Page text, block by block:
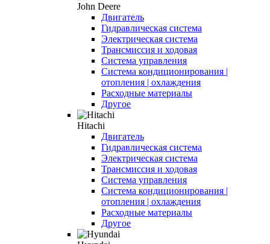
John Deere
Двигатель
Гидравлическая система
Электрическая система
Трансмиссия и ходовая
Система управления
Система кондиционирования |
отопления | охлаждения
Расходные материалы
Другое
Hitachi
Двигатель
Гидравлическая система
Электрическая система
Трансмиссия и ходовая
Система управления
Система кондиционирования |
отопления | охлаждения
Расходные материалы
Другое